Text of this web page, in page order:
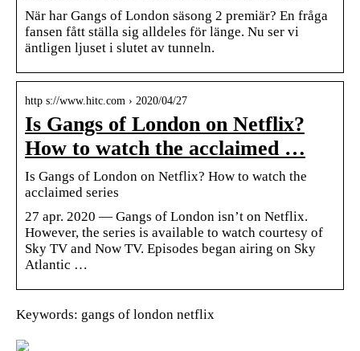
När har Gangs of London säsong 2 premiär? En fråga
fansen fått ställa sig alldeles för länge. Nu ser vi
äntligen ljuset i slutet av tunneln.
http s://www.hitc.com › 2020/04/27
Is Gangs of London on Netflix?
How to watch the acclaimed …
Is Gangs of London on Netflix? How to watch the
acclaimed series
27 apr. 2020 — Gangs of London isn’t on Netflix.
However, the series is available to watch courtesy of
Sky TV and Now TV. Episodes began airing on Sky
Atlantic …
Keywords: gangs of london netflix